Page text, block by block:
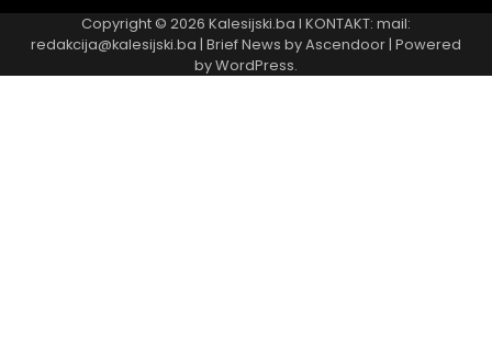
Copyright © 2026 Kalesijski.ba I KONTAKT: mail:
redakcija@kalesijski.ba | Brief News byAscendoor| Powered
byWordPress.